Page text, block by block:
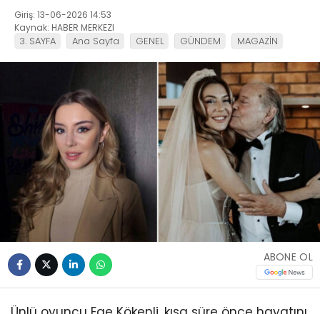
Giriş: 13-06-2026 14:53
Kaynak: HABER MERKEZI
3. SAYFA Ana Sayfa GENEL GÜNDEM MAGAZİN
ABONE OL